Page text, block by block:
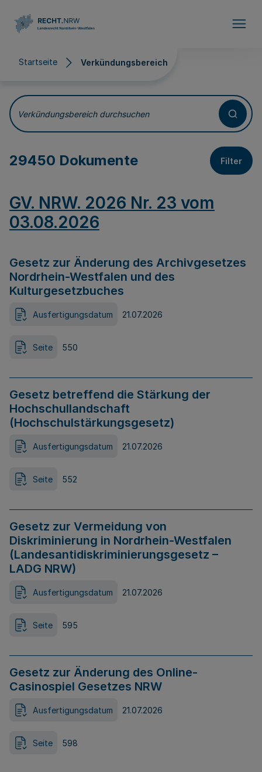
Startseite Verkündungsbereich
Verkündungsbereich
Verkündungsbereich durchsuchen
29450 Dokumente Filter
GV. NRW. 2026 Nr. 23 vom
03.08.2026
Gesetz zur Änderung des Archivgesetzes
Nordrhein-Westfalen und des
Kulturgesetzbuches
Ausfertigungsdatum 21.07.2026
Seite 550
Gesetz betreffend die Stärkung der
Hochschullandschaft
(Hochschulstärkungsgesetz)
Ausfertigungsdatum 21.07.2026
Seite 552
Gesetz zur Vermeidung von
Diskriminierung in Nordrhein-Westfalen
(Landesantidiskriminierungsgesetz –
LADG NRW)
Ausfertigungsdatum 21.07.2026
Seite 595
Gesetz zur Änderung des Online-
Casinospiel Gesetzes NRW
Ausfertigungsdatum 21.07.2026
Seite 598